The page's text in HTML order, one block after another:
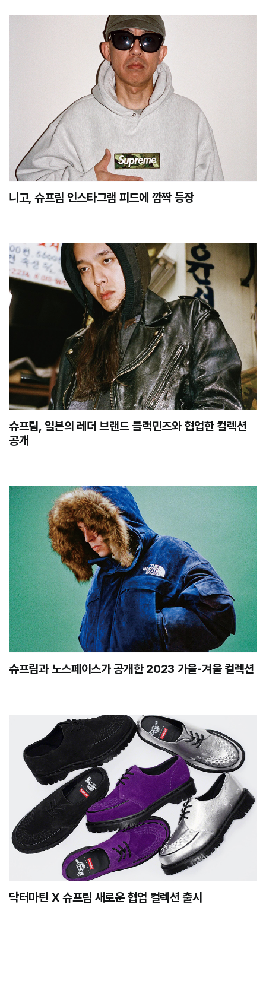
니고, 슈프림 인스타그램 피드에 깜짝 등장
슈프림, 일본의 레더 브랜드 블랙민즈와 협업한 컬렉션
공개
슈프림과 노스페이스가 공개한 2023 가을-겨울 컬렉션
닥터마틴 X 슈프림 새로운 협업 컬렉션 출시